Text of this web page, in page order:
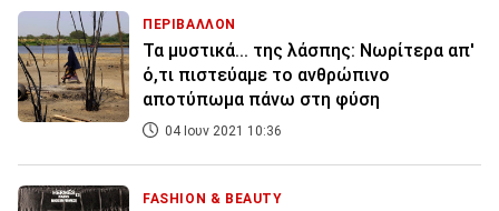
ΠΕΡΙΒΑΛΛΟΝ
Τα μυστικά... της λάσπης: Νωρίτερα απ'
ό,τι πιστεύαμε το ανθρώπινο
αποτύπωμα πάνω στη φύση
04 Ιουν 2021 10:36
FASHION & BEAUTY